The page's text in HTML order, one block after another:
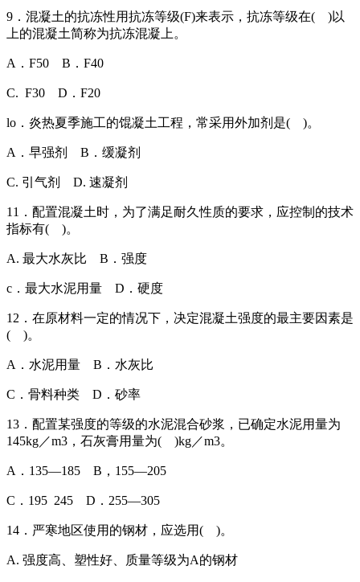
9．混凝土的抗冻性用抗冻等级(F)来表示，抗冻等级在( )以
上的混凝土简称为抗冻混凝上。
A．F50 B．F40
C. F30 D．F20
lo．炎热夏季施工的馄凝土工程，常采用外加剂是( )。
A．早强剂 B．缓凝剂
C. 引气剂 D. 速凝剂
11．配置混凝土时，为了满足耐久性质的要求，应控制的技术
指标有( )。
A. 最大水灰比 B．强度
c．最大水泥用量 D．硬度
12．在原材料一定的情况下，决定混凝土强度的最主要因素是
( )。
A．水泥用量 B．水灰比
C．骨料种类 D．砂率
13．配置某强度的等级的水泥混合砂浆，已确定水泥用量为
145kg／m3，石灰膏用量为( )kg／m3。
A．135—185 B，155—205
C．195 245 D．255—305
14．严寒地区使用的钢材，应选用( )。
A. 强度高、塑性好、质量等级为A的钢材